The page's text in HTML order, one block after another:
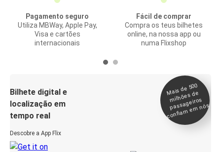
Pagamento seguro
Utiliza MBWay, Apple Pay,
Visa e cartões
internacionais
Fácil de comprar
Compra os teus bilhetes
online, na nossa app ou
numa Flixshop
Bilhete digital e
localização em
tempo real
Descobre a App Flix
Mais de 500
milhões de
passageiros
confia
m e
m nós